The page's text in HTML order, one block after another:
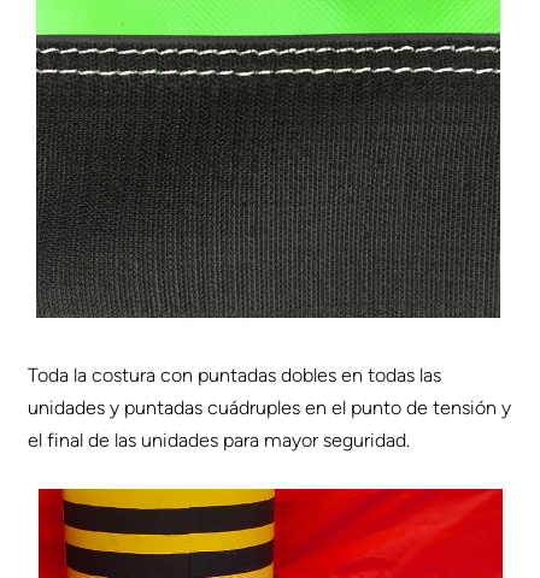
Toda la costura con puntadas dobles en todas las
unidades y puntadas cuádruples en el punto de tensión y
el final de las unidades para mayor seguridad.